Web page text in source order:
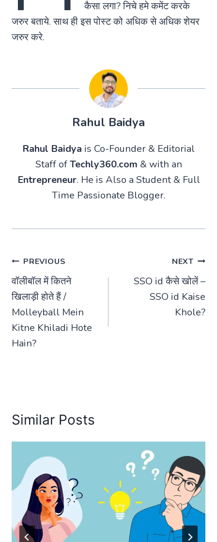
कैसा लगा? निचे हमे कमेंट करके
जरुर बताये. साथ ही इस पोस्ट को अधिक से अधिक शेयर
जरुर करे.
Rahul Baidya
Rahul Baidya is Co-Founder & Editorial
Staff ofTechly360.com & with an
Entrepreneur. He is Also a Student & Full
Time Passionate Blogger.
Post
navigation
PREVIOUS
वॉलीबॉल में कितने
खिलाड़ी होते हैं /
Molleyball Mein
Kitne Khiladi Hote
Hain?
NEXT
SSO id कैसे खोलें –
SSO id Kaise
Khole?
Similar Posts